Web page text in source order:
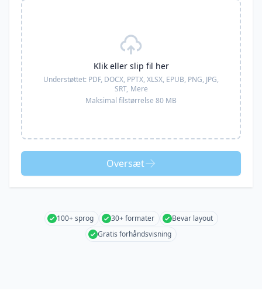
Klik eller slip fil her
Understøttet: PDF, DOCX, PPTX, XLSX, EPUB, PNG, JPG,
SRT, Mere
Maksimal filstørrelse 80 MB
Oversæt
100+ sprog 30+ formater
Bevar layout
Gratis forhåndsvisning